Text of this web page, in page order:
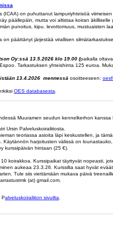
(ICAA) on puhuttanut lampuriyhteisöä
päällepäin, mutta voi altistaa koiran
punoitus, kipu. levottomuus, mustuaisten
on päättänyt järjestää virallisen
Oy:ssä 13.5.2026 klo 19.00 (paikalla
Tarkastuksen yhteishinta 125 euroa.
13.4.2026 mennessä osoitteeseen:
OES databasesta
Muuramen seudun kennelkerhon
Ursin Palveluskoiraliitosta.
teoriassa asioita läpi keskustellen, ja
Käytännön harjoitusten välissä on
kurssipäivän hintaan (25 €).
koirakkoa. Kurssipaikat täyttyvät nopeasti,
aukeaa 23.3.26. Kurssilta saat hyvät
Tule siis viettämään mukava päivä
(at) gmail.com.
Palveluskoiraliiton sivuilta